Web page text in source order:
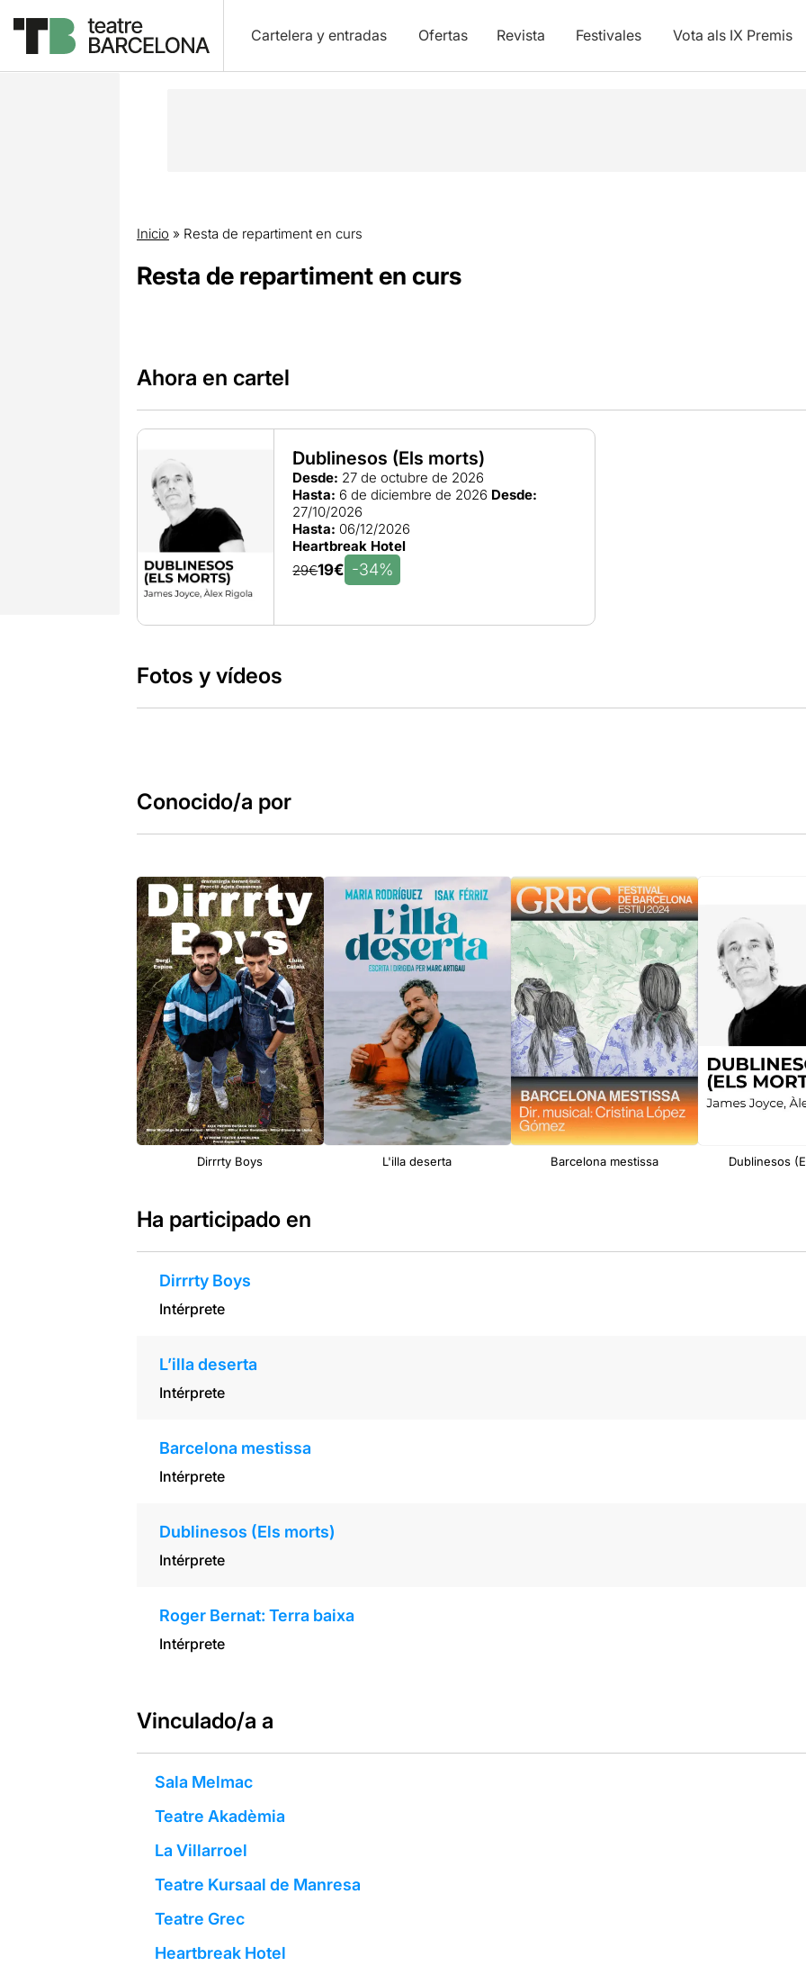
Cartelera y entradas Ofertas Revista Festivales Vota als IX Premis
Inicio » Resta de repartiment en curs
Resta de repartiment en curs
Ahora en cartel
Dublinesos (Els morts)
Desde: 27 de octubre de 2026
Hasta: 6 de diciembre de 2026 Desde:
27/10/2026
Hasta: 06/12/2026
Heartbreak Hotel
29€19€ -34%
Fotos y vídeos
Conocido/a por
Dirrrty Boys L'illa deserta Barcelona mestissa Dublinesos
Ha participado en
Dirrrty Boys
Intérprete
L’illa deserta
Intérprete
Barcelona mestissa
Intérprete
Dublinesos (Els morts)
Intérprete
Roger Bernat: Terra baixa
Intérprete
Vinculado/a a
Sala Melmac
Teatre Akadèmia
La Villarroel
Teatre Kursaal de Manresa
Teatre Grec
Heartbreak Hotel